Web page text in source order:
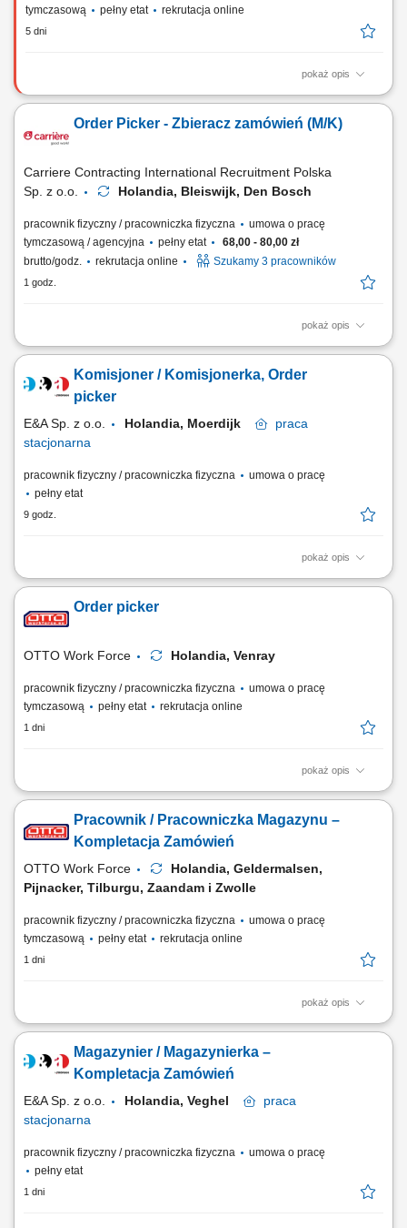
tymczasową pełny etat rekrutacja online
5 dni
pokaż opis
Zakres obowiązków Dopilnujesz, aby wszystkie produkty były gotowe
przychodzące dostawy; ładować wychodzące przesyłki do transportu;
kompletować zamówienia w magazynie; rozpakowywać kartony i
Order Picker - Zbieracz zamówień (M/K)
Carriere Contracting International Recruitment Polska
Sp. z o.o.
Holandia, Bleiswijk, Den Bosch
pracownik fizyczny / pracowniczka fizyczna
umowa o pracę
tymczasową / agencyjna
pełny etat
68,00 - 80,00 zł
brutto/godz.
rekrutacja online Szukamy 3 pracowników
1 godz.
pokaż opis
Chcesz zacząć pracę za granicą i szukasz stabilnego zatrudnienia w
konkurencyjne wynagrodzenie, bezpieczne zakwaterowanie oraz
wsparcie na każdym etapie pracy. Nawet jeśli nie masz dużego
Komisjoner / Komisjonerka, Order
picker
E&A Sp. z o.o. Holandia, Moerdijk
praca
stacjonarna
pracownik fizyczny / pracowniczka fizyczna
umowa o pracę
pełny etat
9 godz.
pokaż opis
Zakres obowiązków: pakowanie i układanie towaru na palety; obsługa
miejscu) przepakowywanie, stickerowanie; zbieranie zamówień,
przyjmowanie zwrotów; kontrola jakości, obsługa komputera do
Order picker
OTTO Work Force Holandia, Venray
pracownik fizyczny / pracowniczka fizyczna
umowa o pracę
tymczasową
pełny etat rekrutacja online
1 dni
pokaż opis
Twoje codzienne zadania Pracujesz w nowoczesnym magazynie i
produkty za pomocą ręcznego skanera; Pakować produkty do skrzynek
lub pojemników; Podnosić produkty o różnej wadze; Pracować w
Pracownik / Pracowniczka Magazynu –
Kompletacja Zamówień
OTTO Work Force
Holandia, Geldermalsen,
Pijnacker, Tilburgu, Zaandam i Zwolle
pracownik fizyczny / pracowniczka fizyczna
umowa o pracę
tymczasową
pełny etat rekrutacja online
1 dni
pokaż opis
Opis stanowiska: Kompletowanie zamówień przy użyciu skanera lub
zamówieniami klientów. Obsługa wózków magazynowych typu EPT
oraz urządzeń do transportu wewnętrznego. Zabezpieczanie palet i
Magazynier / Magazynierka –
Kompletacja Zamówień
E&A Sp. z o.o. Holandia, Veghel
praca
stacjonarna
pracownik fizyczny / pracowniczka fizyczna
umowa o pracę
pełny etat
1 dni